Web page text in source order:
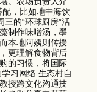
，比如地中海饮
的“环球厨房”活
制作味噌汤，墨
本地阿姨则传授
更理解食物背后
的习惯，将国际
习网络 生态村自
授跨文化沟通技